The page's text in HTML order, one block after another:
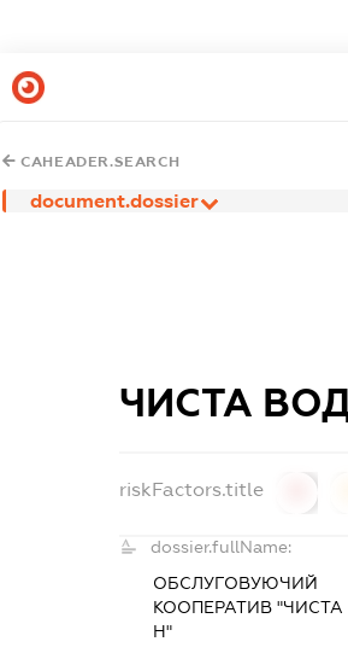
CAHEADER.SEARCH
document.dossier
ЧИСТА
riskFactors.title
dossier.fullName:
ОБСЛУГОВУЮЧИЙ
КООПЕРАТИВ
Н"